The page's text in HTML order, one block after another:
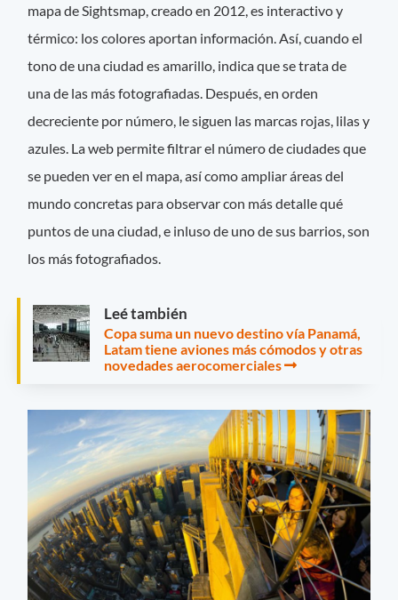
mapa de Sightsmap, creado en 2012, es interactivo y
térmico: los colores aportan información. Así, cuando el
tono de una ciudad es amarillo, indica que se trata de
una de las más fotografiadas. Después, en orden
decreciente por número, le siguen las marcas rojas, lilas y
azules. La web permite filtrar el número de ciudades que
se pueden ver en el mapa, así como ampliar áreas del
mundo concretas para observar con más detalle qué
puntos de una ciudad, e inluso de uno de sus barrios, son
los más fotografiados.
Leé también
Copa suma un nuevo destino vía Panamá,
Latam tiene aviones más cómodos y otras
novedades aerocomerciales